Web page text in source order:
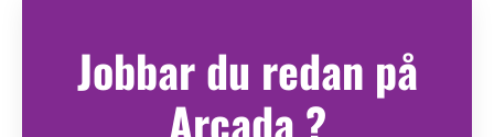
Jobbar du redan på
Arcada ?